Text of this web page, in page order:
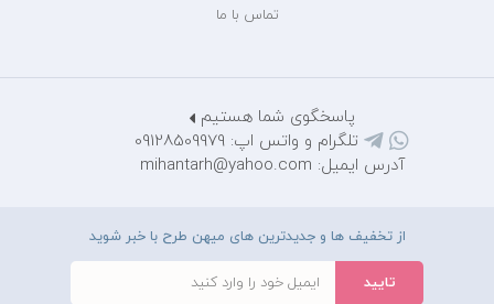
تماس با ما
پاسخگوی شما هستیم
تلگرام و واتس اپ: 09128509979
آدرس ایمیل: mihantarh@yahoo.com
از تخفیف ها و جدیدترین های میهن طرح با خبر شوید